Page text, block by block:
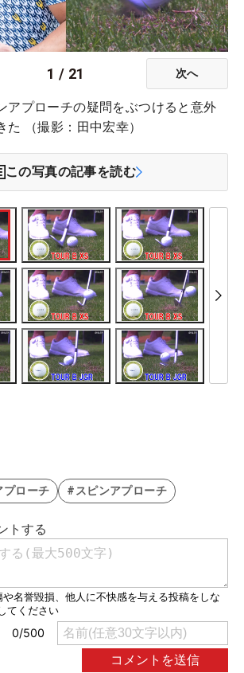
1 / 21 次へ
アプローチの疑問をぶつけると意外
た （撮影：田中宏幸）
この写真の記事を読む
プローチ #スピンアプローチ